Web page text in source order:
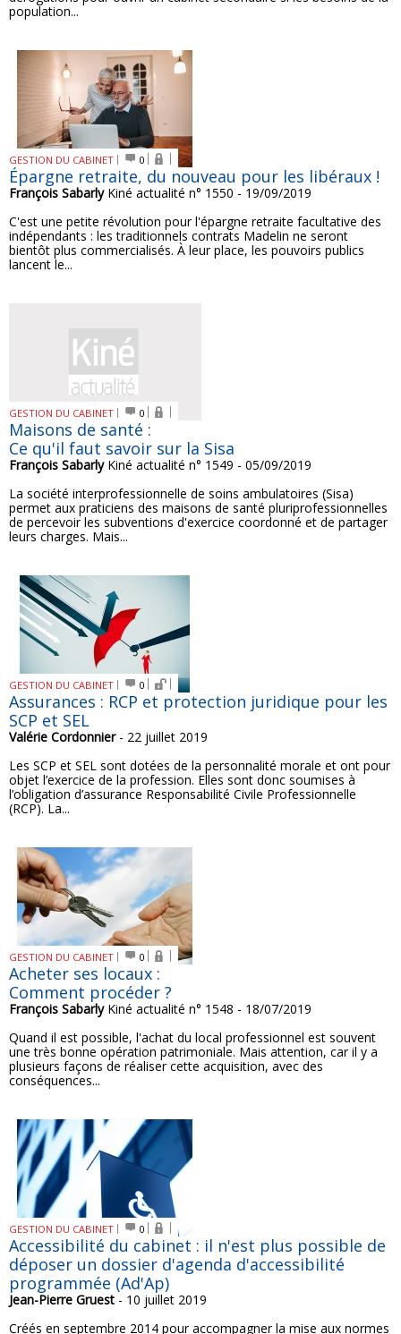
population...
GESTION DU CABINET 0
Épargne retraite, du nouveau pour les libéraux !
François SabarlyKiné actualité n° 1550 - 19/09/2019
C'est une petite révolution pour l'épargne retraite facultative des
indépendants : les traditionnels contrats Madelin ne seront
bientôt plus commercialisés. À leur place, les pouvoirs publics
lancent le...
GESTION DU CABINET 0
Maisons de santé :
Ce qu'il faut savoir sur la Sisa
François SabarlyKiné actualité n° 1549 - 05/09/2019
La société interprofessionnelle de soins ambulatoires (Sisa)
permet aux praticiens des maisons de santé pluriprofessionnelles
de percevoir les subventions d'exercice coordonné et de partager
leurs charges. Mais...
GESTION DU CABINET 0
Assurances : RCP et protection juridique pour les
SCP et SEL
Valérie Cordonnier- 22 juillet 2019
Les SCP et SEL sont dotées de la personnalité morale et ont pour
objet l’exercice de la profession. Elles sont donc soumises à
l’obligation d’assurance Responsabilité Civile Professionnelle
(RCP). La...
GESTION DU CABINET 0
Acheter ses locaux :
Comment procéder ?
François SabarlyKiné actualité n° 1548 - 18/07/2019
Quand il est possible, l'achat du local professionnel est souvent
une très bonne opération patrimoniale. Mais attention, car il y a
plusieurs façons de réaliser cette acquisition, avec des
conséquences...
GESTION DU CABINET 0
Accessibilité du cabinet : il n'est plus possible de
déposer un dossier d'agenda d'accessibilité
programmée (Ad'Ap)
Jean-Pierre Gruest - 10 juillet 2019
Créés en septembre 2014 pour accompagner la mise aux normes